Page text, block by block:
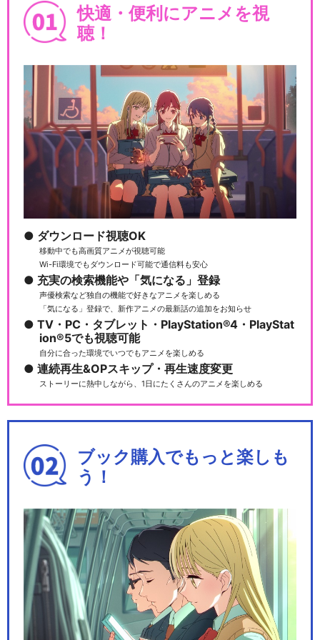
映画「プリパラ み～んなのあ
こがれ♪レッツゴー…
映画「プリパラ み～んなのあ
こがれ♪レッツゴー…
映画「プリパラ み～んなのあ
こがれ♪レッツゴー…
劇場版プリパラみ～んなでか
がやけ！キラリン☆ス…
劇場版プリパラみ～んなでか
がやけ！キラリン☆ス…
劇場版プリパラみ～んなでか
がやけ！キラリン☆ス…
キラッとプリ☆チャン
Pripara Friendship 2020…
快適・便利にアニメを視
聴！
ダウンロード視聴OK
移動中でも高画質アニメが視聴可能
Wi-Fi環境でもダウンロード可能で通信料も安心
充実の検索機能や「気になる」登録
声優検索など独自の機能で好きなアニメを楽しめる
「気になる」登録で、新作アニメの最新話の追加をお知らせ
TV・PC・タブレット・PlayStation®4・PlayStat
ion®5でも視聴可能
自分に合った環境でいつでもアニメを楽しめる
連続再生&OPスキップ・再生速度変更
ストーリーに熱中しながら、1日にたくさんのアニメを楽しめる
ブック購入でもっと楽しも
う！